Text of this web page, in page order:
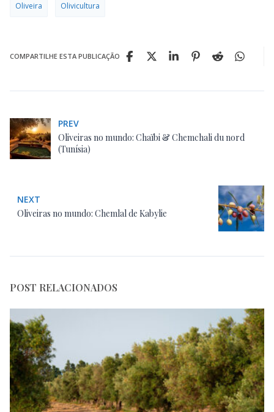
Oliveira Olivicultura
COMPARTILHE ESTA PUBLICAÇÃO
PREV
Oliveiras no mundo: Chaïbi & Chemchali du nord
(Tunísia)
NEXT
Oliveiras no mundo: Chemlal de Kabylie
POST RELACIONADOS